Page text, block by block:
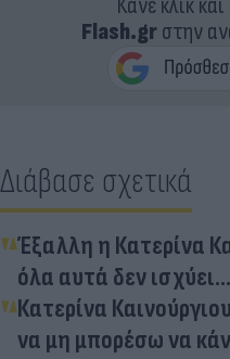
Flash.grστην
Διάβασε σχετικά
Έξαλλη η Κατερίνα
όλα αυτά δεν
Κατερίνα
να μη μπορέσω να